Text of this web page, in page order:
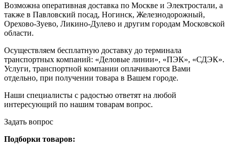
Возможна оперативная доставка по Москве и Электростали, а
также в Павловский посад, Ногинск, Железнодорожный,
Орехово-Зуево, Ликино-Дулево и другим городам Московской
области.
Осуществляем бесплатную доставку до терминала
транспортных компаний: «Деловые линии», «ПЭК», «СДЭК».
Услуги, транспортной компании оплачиваются Вами
отдельно, при получении товара в Вашем городе.
Наши специалисты с радостью ответят на любой
интересующий по нашим товарам вопрос.
Задать вопрос
Подборки товаров: